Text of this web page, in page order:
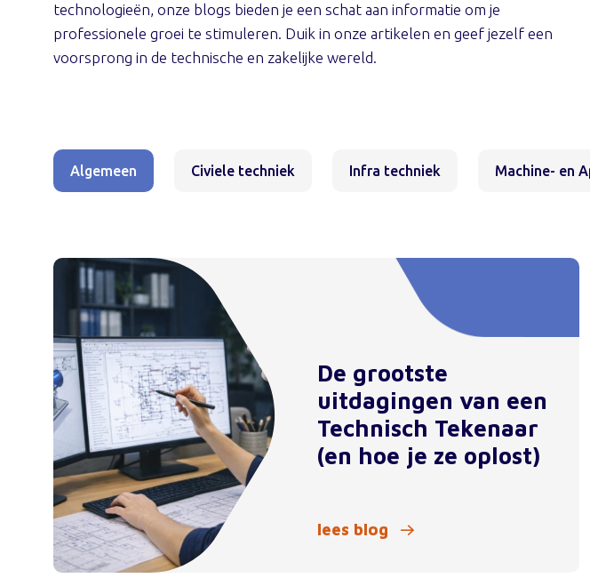
technologieën, onze blogs bieden je een schat aan informatie om je
professionele groei te stimuleren. Duik in onze artikelen en geef jezelf een
voorsprong in de technische en zakelijke wereld.
Algemeen Civiele techniek Infra techniek Machine- en
De grootste
uitdagingen van een
Technisch Tekenaar
(en hoe je ze oplost)
lees blog